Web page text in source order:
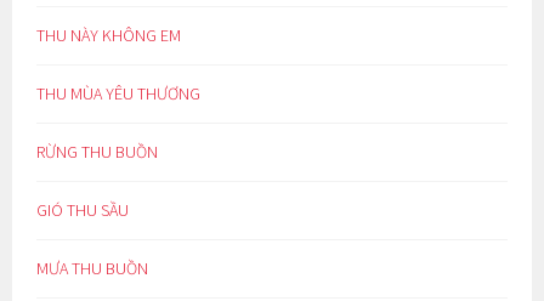
THU NÀY KHÔNG EM
THU MÙA YÊU THƯƠNG
RỪNG THU BUỒN
GIÓ THU SẦU
MƯA THU BUỒN